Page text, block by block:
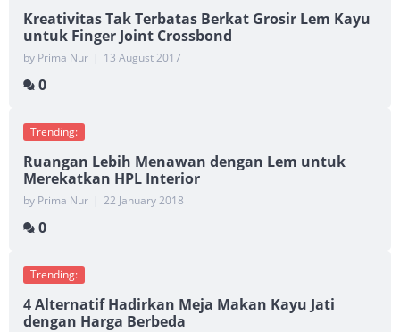
Kreativitas Tak Terbatas Berkat Grosir Lem Kayu
untuk Finger Joint Crossbond
by Prima Nur | 13 August 2017
0
Trending:
Ruangan Lebih Menawan dengan Lem untuk
Merekatkan HPL Interior
by Prima Nur | 22 January 2018
0
Trending:
4 Alternatif Hadirkan Meja Makan Kayu Jati
dengan Harga Berbeda